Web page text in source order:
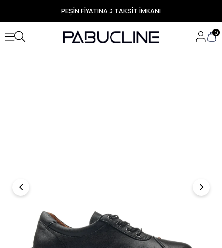
PEŞİN FİYATINA 3 TAKSİT İMKANI
TÜM ÜRÜNLERDE ÜCRETSİZ KARGO
Yeni Sezon Ürünlerde Özel Fırsatlar
Seçili Ürünlerde Hızlı Teslimat
0